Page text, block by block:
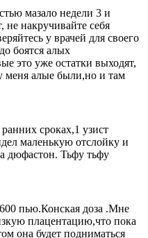
мазало недели 3 и
не накручивайте себя
у врачей для своего
боятся алых
это уже остатки выходят,
меня алые были,но и там
сроках,1 узист
маленькую отслойку и
дюфастон. Тьфу тьфу
пью.Конская доза .Мне
плацентацию,что пока
она будет подниматься